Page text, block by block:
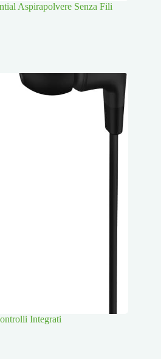
Aspirapolvere Senza Fili
Integrati